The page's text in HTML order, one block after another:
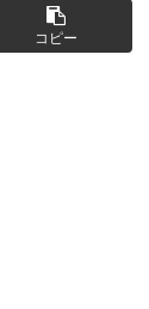
コピー